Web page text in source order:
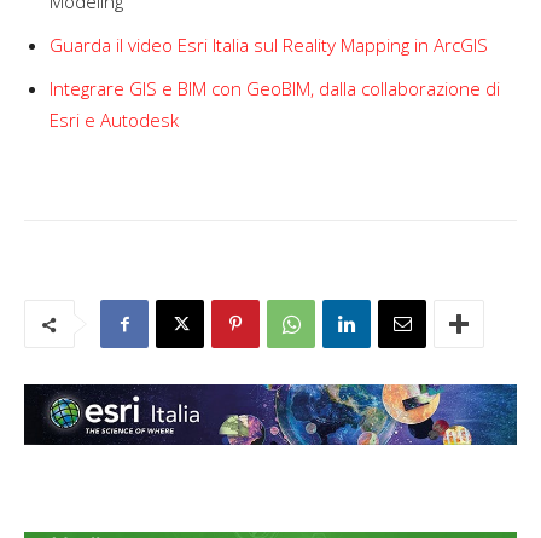
Guarda il video Esri Italia sul Reality Mapping in ArcGIS
Integrare GIS e BIM con GeoBIM, dalla collaborazione di
Esri e Autodesk